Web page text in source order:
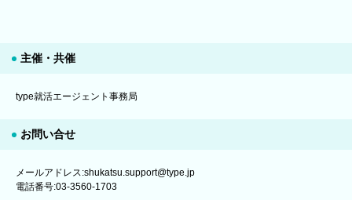
主催・共催
type就活エージェント事務局
お問い合せ
メールアドレス:shukatsu.support@type.jp
電話番号:03-3560-1703